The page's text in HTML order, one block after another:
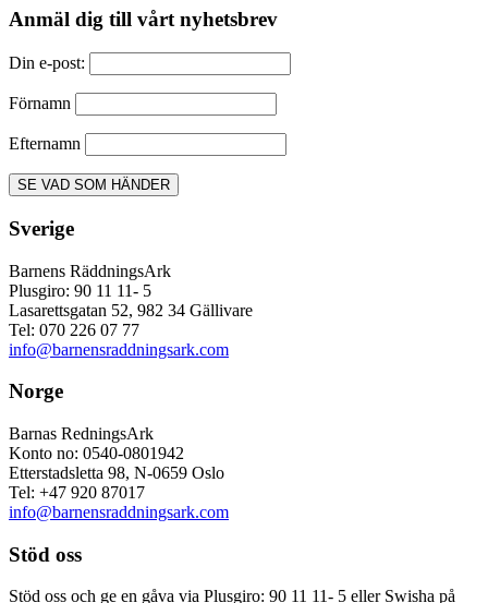
Anmäl dig till vårt nyhetsbrev
Din e-post:
Förnamn
Efternamn
Sverige
Barnens RäddningsArk
Plusgiro: 90 11 11- 5
Lasarettsgatan 52, 982 34 Gällivare
Tel: 070 226 07 77
info@barnensraddningsark.com
Norge
Barnas RedningsArk
Konto no: 0540-0801942
Etterstadsletta 98, N-0659 Oslo
Tel: +47 920 87017
info@barnensraddningsark.com
Stöd oss
Stöd oss och ge en gåva via Plusgiro: 90 11 11- 5 eller Swisha på